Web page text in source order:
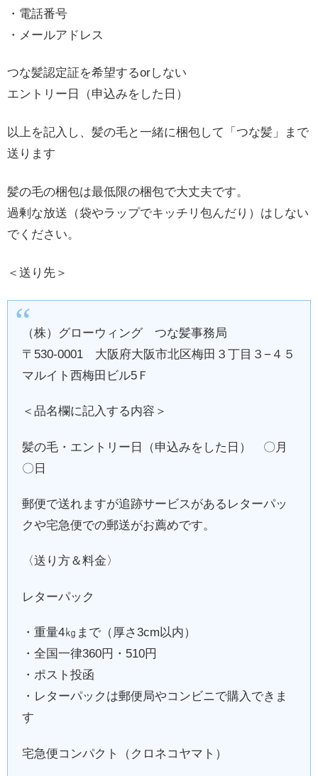
・電話番号
・メールアドレス
つな髪認定証を希望するorしない
エントリー日（申込みをした日）
以上を記入し、髪の毛と一緒に梱包して「つな髪」まで
送ります
髪の毛の梱包は最低限の梱包で大丈夫です。
過剰な放送（袋やラップでキッチリ包んだり）はしない
でください。
＜送り先＞
（株）グローウィング つな髪事務局
〒530-0001 大阪府大阪市北区梅田３丁目３−４５
マルイト西梅田ビル5Ｆ
＜品名欄に記入する内容＞
髪の毛・エントリー日（申込みをした日） 〇月
〇日
郵便で送れますが追跡サービスがあるレターパッ
クや宅急便での郵送がお薦めです。
〈送り方＆料金〉
レターパック
・重量4㎏まで（厚さ3cm以内）
・全国一律360円・510円
・ポスト投函
・レターパックは郵便局やコンビニで購入できま
す
宅急便コンパクト（クロネコヤマト）